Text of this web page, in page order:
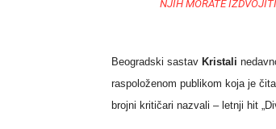
NJIH MORATE
Beogradski sastav Kristali
raspoloženom publikom koja je
brojni kritičari nazvali – letnji hit